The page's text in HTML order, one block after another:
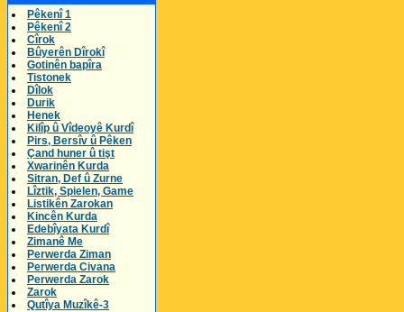
Pêkenî 1
Pêkenî 2
Cîrok
Bûyerên Dîrokî
Gotinên bapîra
Tistonek
Dîlok
Durik
Henek
Kilîp û Vîdeoyê Kurdî
Pirs, Bersîv û Pêken
Çand huner û tişt
Xwarinên Kurda
Sitran, Def û Zurne
Lîztik, Spielen, Game
Listikên Zarokan
Kincên Kurda
Edebîyata Kurdî
Zimanê Me
Perwerda Ziman
Perwerda Civana
Perwerda Zarok
Zarok
Qutîya Muzîkê-3